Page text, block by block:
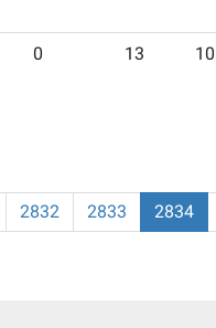
0 13 10
2832 2833 2834